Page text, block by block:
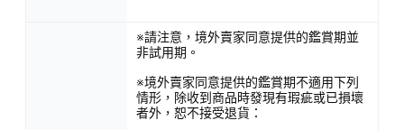
※請注意，境外賣家同意提供的鑑賞期並
非試用期。
※境外賣家同意提供的鑑賞期不適用下列
情形，除收到商品時發現有瑕疵或已損壞
者外，恕不接受退貨：